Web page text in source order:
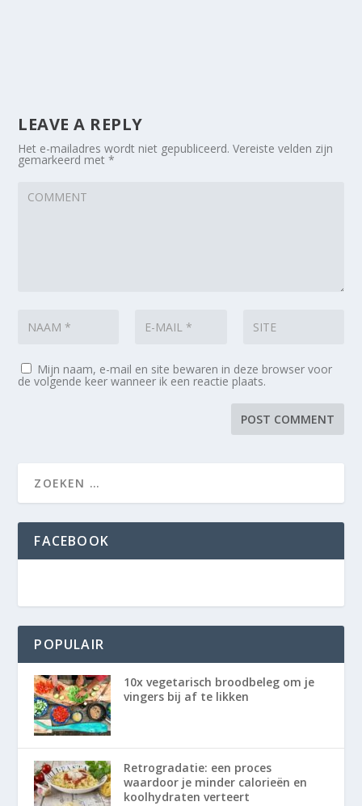
LEAVE A REPLY
Het e-mailadres wordt niet gepubliceerd. Vereiste velden zijn
gemarkeerd met*
Mijn naam, e-mail en site bewaren in deze browser voor
de volgende keer wanneer ik een reactie plaats.
FACEBOOK
POPULAIR
10x vegetarisch broodbeleg om je
vingers bij af te likken
Retrogradatie: een proces
waardoor je minder calorieën en
koolhydraten verteert